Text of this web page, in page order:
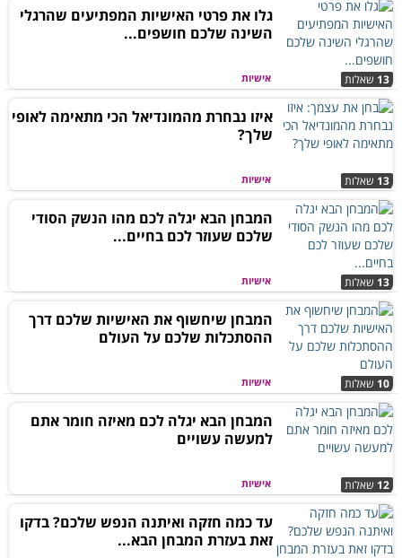
אישיות 13 שאלות
גלו את פרטי האישיות המפתיעים שהרגלי
השינה שלכם חושפים...
אישיות 13 שאלות
איזו נבחרת מהמונדיאל הכי מתאימה לאופי
שלך?
אישיות 13 שאלות
המבחן הבא יגלה לכם מהו הנשק הסודי
שלכם שעוזר לכם בחיים...
אישיות 10 שאלות
המבחן שיחשוף את האישיות שלכם דרך
ההסתכלות שלכם על העולם
אישיות 12 שאלות
המבחן הבא יגלה לכם מאיזה חומר אתם
למעשה עשויים
עד כמה חזקה ואיתנה הנפש שלכם? בדקו
זאת בעזרת המבחן הבא...